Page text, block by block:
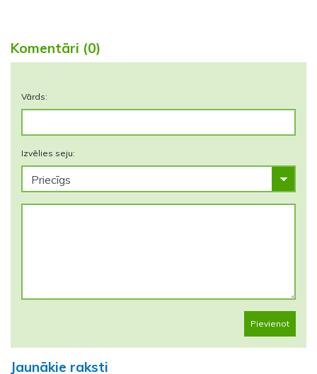
Komentāri (0)
Vārds:
Izvēlies seju:
Pievienot
Jaunākie raksti